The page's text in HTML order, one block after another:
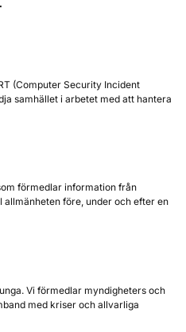
(Computer Security Incident
samhället i arbetet med att hantera
förmedlar information från
före, under och efter en
Vi förmedlar myndigheters och
med kriser och allvarliga